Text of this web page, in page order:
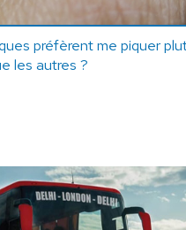
préfèrent me piquer
les autres ?